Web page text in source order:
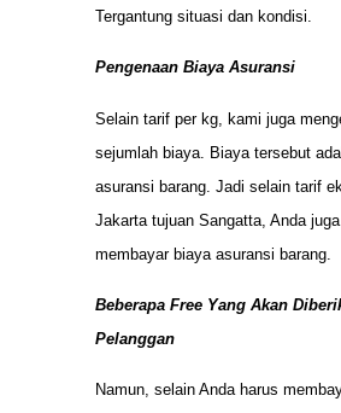
Tergantung situasi dan kondisi.
Pengenaan Biaya Asuransi
Selain tarif per kg, kami juga
sejumlah biaya. Biaya tersebut
asuransi barang. Jadi selain tarif
Jakarta tujuan Sangatta, Anda
membayar biaya asuransi barang.
Beberapa Free Yang Akan
Pelanggan
Namun, selain Anda harus